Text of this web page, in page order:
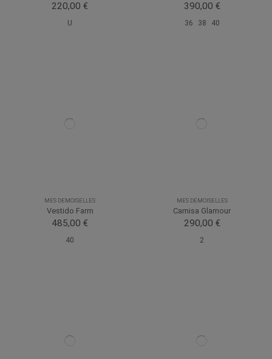
220,00 €
U
390,00 €
36 38 40
MES DEMOISELLES
Vestido Farm
485,00 €
40
MES DEMOISELLES
Camisa Glamour
290,00 €
2